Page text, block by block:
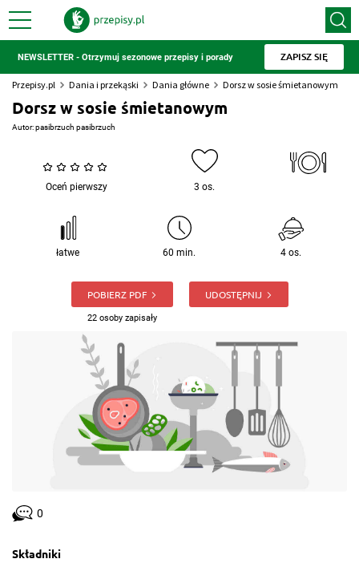
NEWSLETTER - Otrzymuj sezonowe przepisy i porady ZAPISZ SIĘ
Przepisy.pl Dania i przekąski Dania główne Dorsz w sosie śmietanowym
Dorsz w sosie śmietanowym
Autor:pasibrzuch pasibrzuch
Oceń pierwszy 3 os.
łatwe 60 min. 4 os.
POBIERZ PDF
22 osoby zapisały
UDOSTĘPNIJ
0
Składniki